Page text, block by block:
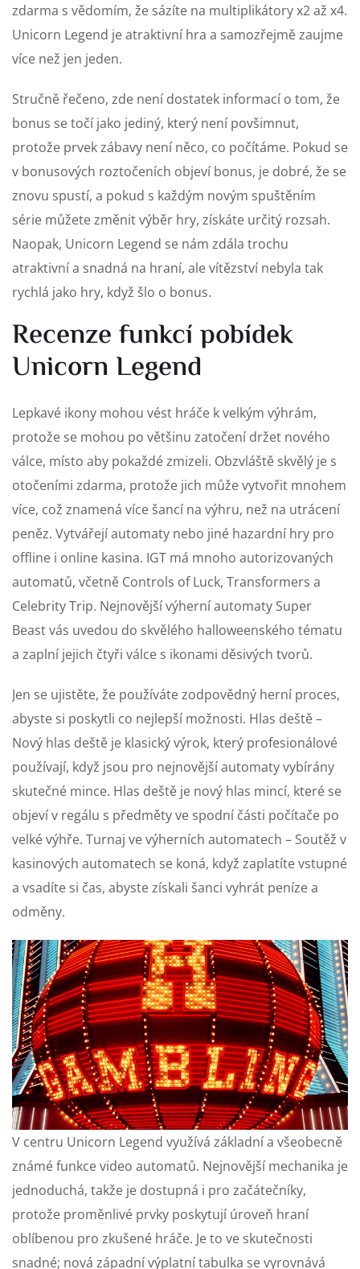
zdarma s vědomím, že sázíte na multiplikátory x2 až x4.
Unicorn Legend je atraktivní hra a samozřejmě zaujme
více než jen jeden.
Stručně řečeno, zde není dostatek informací o tom, že
bonus se točí jako jediný, který není povšimnut,
protože prvek zábavy není něco, co počítáme. Pokud se
v bonusových roztočeních objeví bonus, je dobré, že se
znovu spustí, a pokud s každým novým spuštěním
série můžete změnit výběr hry, získáte určitý rozsah.
Naopak, Unicorn Legend se nám zdála trochu
atraktivní a snadná na hraní, ale vítězství nebyla tak
rychlá jako hry, když šlo o bonus.
Recenze funkcí pobídek
Unicorn Legend
Lepkavé ikony mohou vést hráče k velkým výhrám,
protože se mohou po většinu zatočení držet nového
válce, místo aby pokaždé zmizeli. Obzvláště skvělý je s
otočeními zdarma, protože jich může vytvořit mnohem
více, což znamená více šancí na výhru, než na utrácení
peněz. Vytvářejí automaty nebo jiné hazardní hry pro
offline i online kasina. IGT má mnoho autorizovaných
automatů, včetně Controls of Luck, Transformers a
Celebrity Trip. Nejnovější výherní automaty Super
Beast vás uvedou do skvělého halloweenského tématu
a zaplní jejich čtyři válce s ikonami děsivých tvorů.
Jen se ujistěte, že používáte zodpovědný herní proces,
abyste si poskytli co nejlepší možnosti. Hlas deště –
Nový hlas deště je klasický výrok, který profesionálové
používají, když jsou pro nejnovější automaty vybírány
skutečné mince. Hlas deště je nový hlas mincí, které se
objeví v regálu s předměty ve spodní části počítače po
velké výhře. Turnaj ve výherních automatech – Soutěž v
kasinových automatech se koná, když zaplatíte vstupné
a vsadíte si čas, abyste získali šanci vyhrát peníze a
odměny.
V centru Unicorn Legend využívá základní a všeobecně
známé funkce video automatů. Nejnovější mechanika je
jednoduchá, takže je dostupná i pro začátečníky,
protože proměnlivé prvky poskytují úroveň hraní
oblíbenou pro zkušené hráče. Je to ve skutečnosti
snadné; nová západní výplatní tabulka se vyrovnává